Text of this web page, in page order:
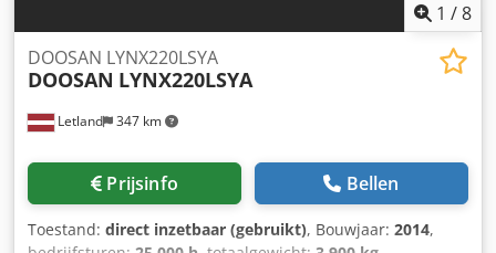
1 /8
Letland 347 km
DOOSAN LYNX220LSYA
DOOSAN LYNX220LSYA
Prijsinfo Bellen
Toestand: direct inzetbaar (gebruikt), Bouwjaar: 2014,